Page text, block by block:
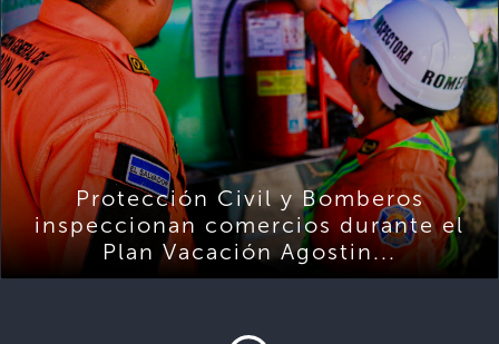
Protección Civil y Bomberos
inspeccionan comercios durante el
Plan Vacación Agostin...